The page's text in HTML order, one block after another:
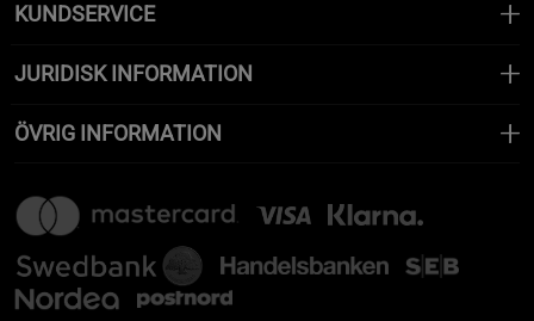
KUNDSERVICE
JURIDISK INFORMATION
ÖVRIG INFORMATION